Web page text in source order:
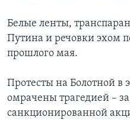
Белые ленты,
Путина и речовки эхом
прошлого мая.
Протесты на Болотной в
омрачены трагедией –
санкционированной